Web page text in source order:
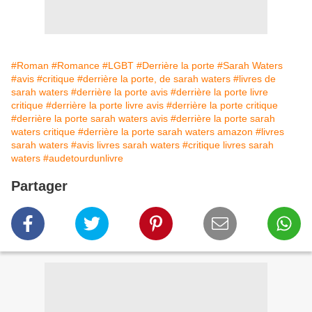
#Roman #Romance #LGBT #Derrière la porte #Sarah Waters
#avis #critique #derrière la porte, de sarah waters #livres de
sarah waters #derrière la porte avis #derrière la porte livre
critique #derrière la porte livre avis #derrière la porte critique
#derrière la porte sarah waters avis #derrière la porte sarah
waters critique #derrière la porte sarah waters amazon #livres
sarah waters #avis livres sarah waters #critique livres sarah
waters #audetourdunlivre
Partager